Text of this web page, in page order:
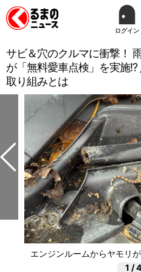
ログイン
サビ＆穴のクルマに衝撃！
が「無料愛車点検」を実施
取り組みとは
エンジンルームからヤモリ
1 /